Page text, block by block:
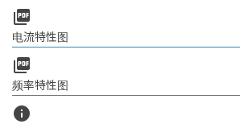
picture_as_pdf
电流特性图
picture_as_pdf
频率特性图
info